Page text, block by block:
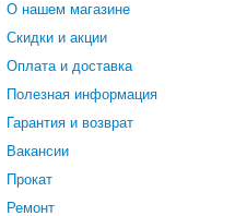
О нашем магазине
Скидки и акции
Оплата и доставка
Полезная информация
Гарантия и возврат
Вакансии
Прокат
Ремонт